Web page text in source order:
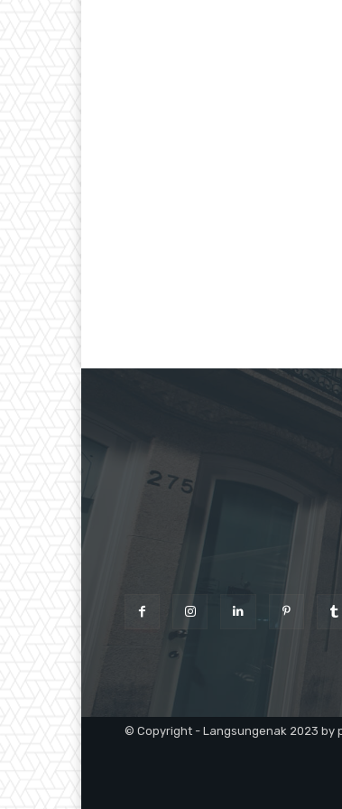
© Copyright - Langsungenak 2023 by